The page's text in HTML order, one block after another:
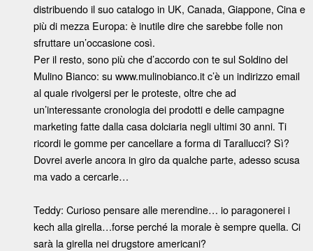
distribuendo il suo catalogo in UK, Canada, Giappone, Cina e
più di mezza Europa: è inutile dire che sarebbe folle non
sfruttare un’occasione così.
Per il resto, sono più che d’accordo con te sul Soldino del
Mulino Bianco: su www.mulinobianco.it c’è un indirizzo email
al quale rivolgersi per le proteste, oltre che ad
un’interessante cronologia dei prodotti e delle campagne
marketing fatte dalla casa dolciaria negli ultimi 30 anni. Ti
ricordi le gomme per cancellare a forma di Tarallucci? Sì?
Dovrei averle ancora in giro da qualche parte, adesso scusa
ma vado a cercarle…
Teddy: Curioso pensare alle merendine… io paragonerei i
kech alla girella…forse perché la morale è sempre quella. Ci
sarà la girella nei drugstore americani?